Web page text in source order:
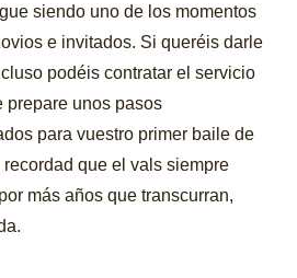
siendo uno de los momentos
e invitados. Si queréis darle
podéis contratar el servicio
prepare unos pasos
para vuestro primer baile de
que el vals siempre
más años que transcurran,